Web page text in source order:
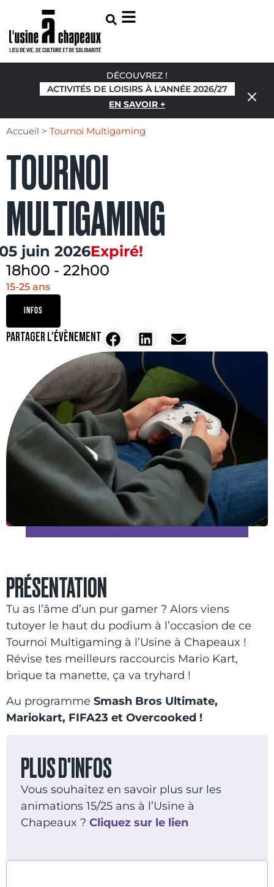
DÉCOUVREZ !
ACTIVITÉS DE LOISIRS À L'ANNÉE 2026/27
EN SAVOIR +
Accueil > Tournoi Multigaming
TOURNOI
MULTIGAMING
juin 2026Expiré!
18h00 - 22h00
15-25 ans
INFOS
PARTAGER L'ÉVÈNEMENT
PRÉSENTATION
Tu as l’âme d’un pur gamer ? Alors viens
tutoyer le haut du podium à l’occasion de ce
Tournoi Multigaming à l’Usine à Chapeaux !
Révise tes meilleurs raccourcis Mario Kart,
brique ta manette, ça va tryhard !
Au programme Smash Bros Ultimate,
Mariokart, FIFA23 et Overcooked !
PLUS D'INFOS
Vous souhaitez en savoir plus sur les
animations 15/25 ans à l’Usine à
Chapeaux ? Cliquez sur le lien